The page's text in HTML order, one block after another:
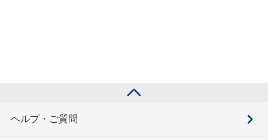
ヘルプ・ご質問